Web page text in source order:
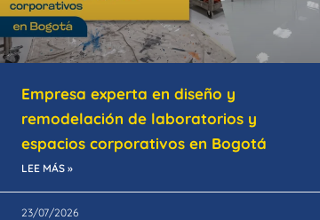
Empresa experta en diseño y
remodelación de laboratorios y
espacios corporativos en Bogotá
LEE MÁS »
23/07/2026